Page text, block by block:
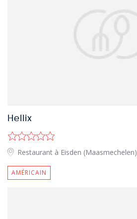
Hellix
Restaurant à Eisden (Maasmechelen)
AMÉRICAIN